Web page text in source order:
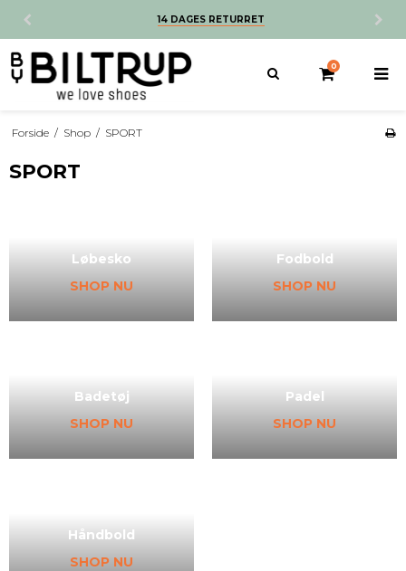
14 DAGES RETURRET
0
Forside / Shop / SPORT
SPORT
Løbesko
SHOP NU
Fodbold
SHOP NU
Badetøj
SHOP NU
Padel
SHOP NU
Håndbold
SHOP NU